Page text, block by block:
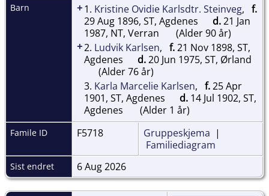
Barn +1. Kristine Ovidie Karlsdtr. Steinveg, f.
29 Aug 1896, ST, Agdenes
d.21 Jan
1987, NT, Verran
(Alder 90 år)
+2. Ludvik Karlsen, f.21 Nov 1898, ST,
Agdenes
d.20 Jun 1975, ST, Ørland
(Alder 76 år)
3. Karla Marcelie Karlsen, f.25 Apr
1901, ST, Agdenes
d. 14 Jul 1902, ST,
Agdenes
(Alder 1 år)
Famile ID F5718 Gruppeskjema |
Familiediagram
Sist endret 6 Aug 2026